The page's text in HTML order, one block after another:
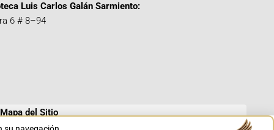
Luis Carlos Galán Sarmiento:
6 # 8–94
Mapa del Sitio